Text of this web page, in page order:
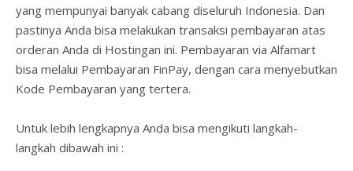
yang mempunyai banyak cabang diseluruh Indonesia. Dan
pastinya Anda bisa melakukan transaksi pembayaran atas
orderan Anda di Hostingan ini. Pembayaran via Alfamart
bisa melalui Pembayaran FinPay, dengan cara menyebutkan
Kode Pembayaran yang tertera.
Untuk lebih lengkapnya Anda bisa mengikuti langkah-
langkah dibawah ini :